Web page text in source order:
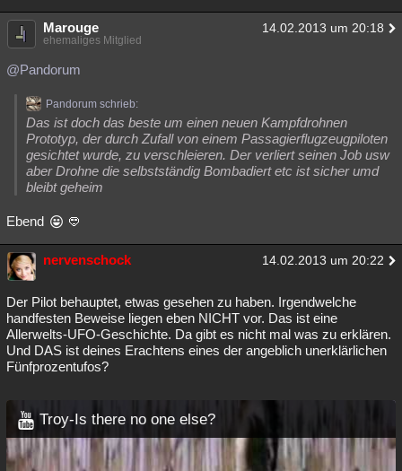
Marouge 14.02.2013 um 20:18
ehemaliges Mitglied
@Pandorum
Pandorum schrieb:
Das ist doch das beste um einen neuen Kampfdrohnen
Prototyp, der durch Zufall von einem Passagierflugzeugpiloten
gesichtet wurde, zu verschleieren. Der verliert seinen Job usw
aber Drohne die selbstständig Bombadiert etc ist sicher umd
bleibt geheim
Ebend
nervenschock 14.02.2013 um 20:22
Der Pilot behauptet, etwas gesehen zu haben. Irgendwelche
handfesten Beweise liegen eben NICHT vor. Das ist eine
Allerwelts-UFO-Geschichte. Da gibt es nicht mal was zu erklären.
Und DAS ist deines Erachtens eines der angeblich unerklärlichen
Fünfprozentufos?
Troy-Is there no one else?